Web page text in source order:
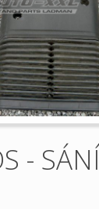
- SÁNÍ